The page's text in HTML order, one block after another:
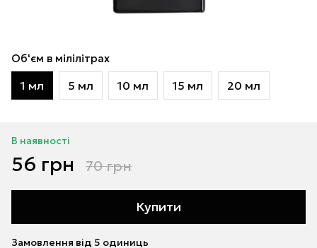
Об'єм в мілілітрах
1 мл 5 мл 10 мл 15 мл 20 мл
В наявності
56 грн 70 грн
Купити
Замовлення від 5 одиниць